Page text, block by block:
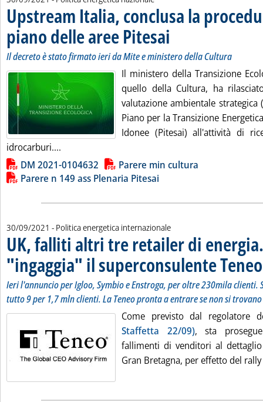
Upstream Italia, conclusa la
piano delle aree Pitesai . Sottotitolo: Il decreto è stato
. Pubblicata giovedì 30
Il decreto è stato firmato ieri da Mite e ministero della Cultura
Il ministero della Transizione
quello della Cultura, ha
valutazione ambientale strategica
Piano per la Transizione
Idonee (Pitesai) all'attività di
idrocarburi....
Lista allegati PDF alla notizia
DM 2021-0104632
Parere min cultura
Parere n 149 ass Plenaria Pitesai
30/09/2021 - Politica energetica internazionale
UK, falliti altri tre retailer di
"ingaggia" il superconsulente Teneo
Ieri l'annuncio per Igloo, Symbio e Enstroga, per oltre 230mila clienti.
tutto 9 per 1,7 mln clienti. La Teneo pronta a entrare se non si
Come previsto dal regolatore
Staffetta 22/09), sta
fallimenti di venditori al
Gran Bretagna, per effetto del